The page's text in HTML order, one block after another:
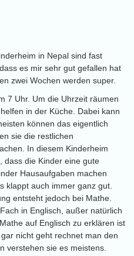
in Nepal sind fast
es mir sehr gut gefallen hat
zwei Wochen werden super.
7 Uhr. Um die Uhrzeit räumen
in der Küche. Dabei kann
können das eigentlich
sie die restlichen
In diesem Kinderheim
dass die Kinder eine gute
Hausaufgaben machen
klappt auch immer ganz gut.
entsteht jedoch bei Mathe.
in Englisch, außer natürlich
auf Englisch zu erklären ist
nicht geht rechnet man den
verstehen sie es meistens.